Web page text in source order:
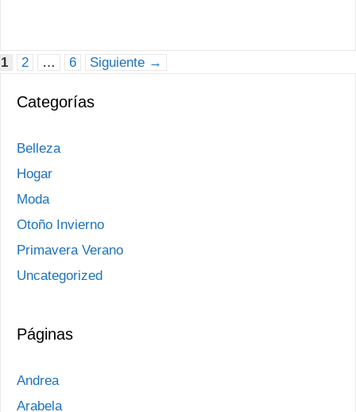
Página
1 Página
2 … Página
6 Siguiente →
Categorías
Belleza
Hogar
Moda
Otoño Invierno
Primavera Verano
Uncategorized
Páginas
Andrea
Arabela